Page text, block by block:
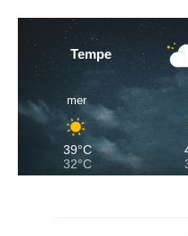
Tempe
mer
39°C
32°C